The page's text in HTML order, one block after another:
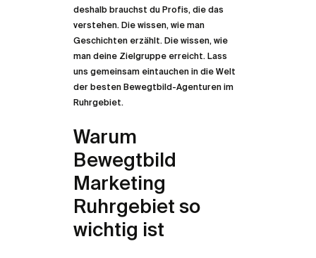
deshalb brauchst du Profis, die das
verstehen. Die wissen, wie man
Geschichten erzählt. Die wissen, wie
man deine Zielgruppe erreicht. Lass
uns gemeinsam eintauchen in die Welt
der besten Bewegtbild-Agenturen im
Ruhrgebiet.
Warum
Bewegtbild
Marketing
Ruhrgebiet so
wichtig ist